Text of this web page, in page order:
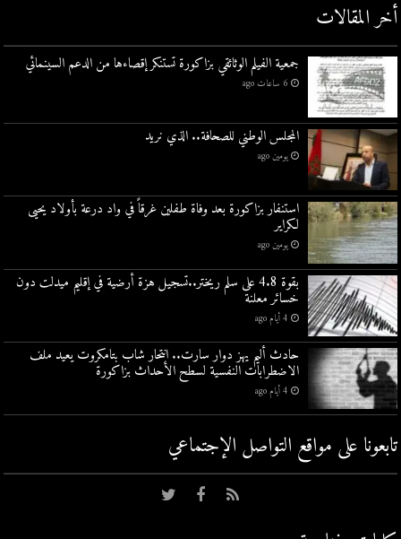
أخر المقالات
جمعية الفيلم الوثائقي بزاكورة تستنكر إقصاءها من الدعم السينمائي
6 ساعات ago
المجلس الوطني للصحافة.. الذي نريد
يومين ago
استنفار بزاكورة بعد وفاة طفلين غرقاً في واد درعة بأولاد يحيى
لكراير
يومين ago
بقوة 4.8 على سلم ريختر..تسجيل هزة أرضية في إقليم ميدلت دون
خسائر معلنة
4 أيام ago
حادث أليم يهز دوار سارت.. انتحار شاب بتامكروت يعيد ملف
الاضطرابات النفسية لسطح الأحداث بزاكورة
4 أيام ago
تابعونا على مواقع التواصل اﻹجتماعي